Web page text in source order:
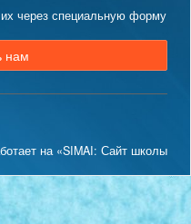
через специальную форму
нам
на «SIMAI: Сайт школы